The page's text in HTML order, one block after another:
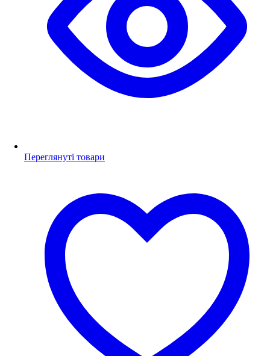
Переглянуті товари